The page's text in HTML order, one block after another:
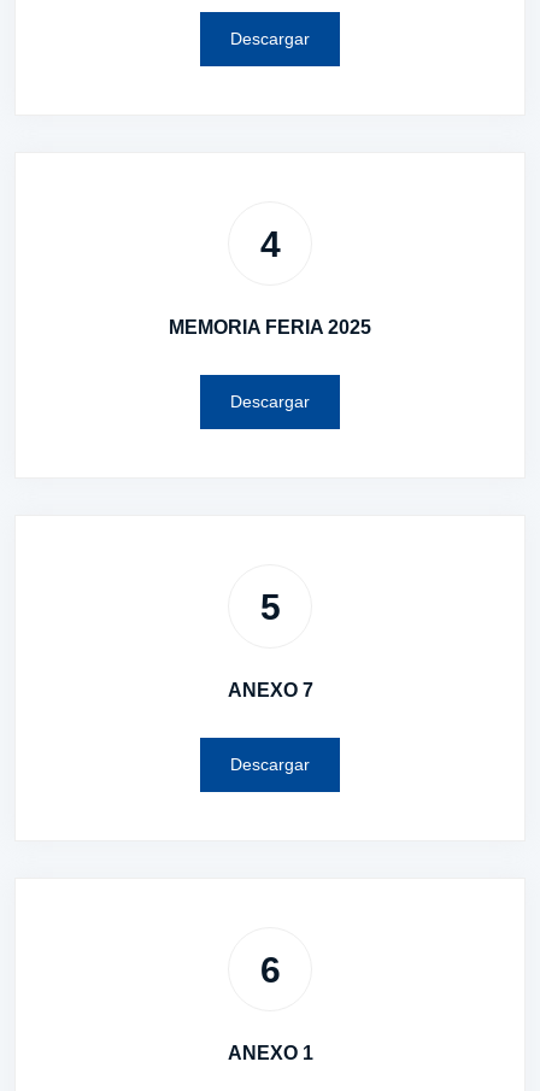
Descargar
4
MEMORIA FERIA 2025
Descargar
5
ANEXO 7
Descargar
6
ANEXO 1